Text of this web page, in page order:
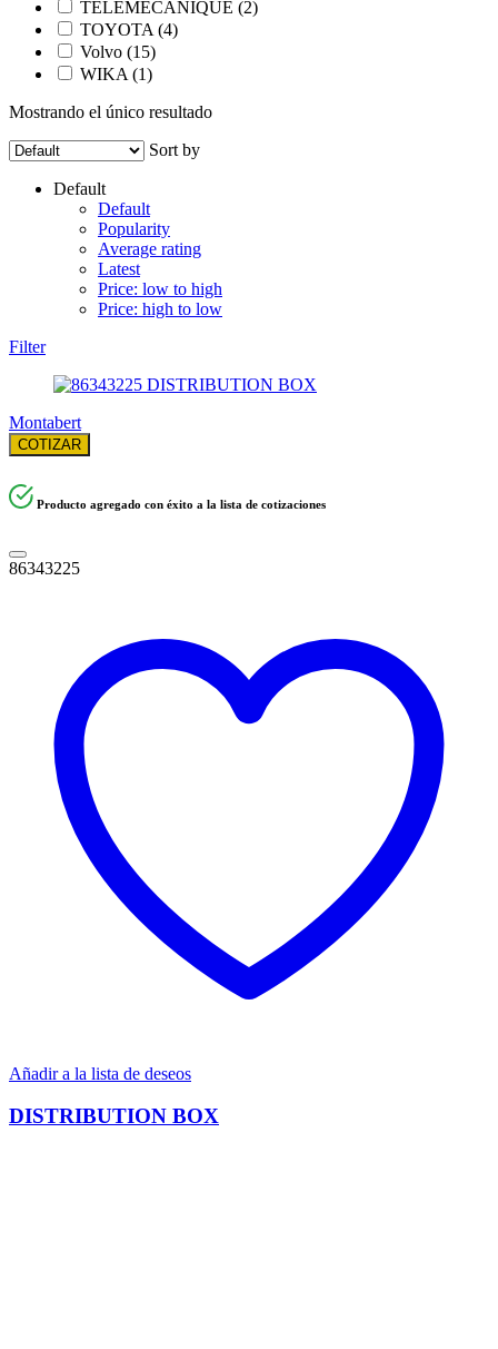
TELEMECANIQUE (2)
TOYOTA (4)
Volvo (15)
WIKA (1)
Mostrando el único resultado
Sort by
Default
Default
Popularity
Average rating
Latest
Price: low to high
Price: high to low
Filter
Montabert
COTIZAR
Producto agregado con éxito a la lista de cotizaciones
86343225
Añadir a la lista de deseos
DISTRIBUTION BOX